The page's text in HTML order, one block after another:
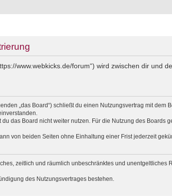
www.webkicks.de/forum“) wird zwischen dir und
„das Board“) schließt du einen Nutzungsvertrag mit dem
das Board nicht weiter nutzen. Für die Nutzung des Boards
von beiden Seiten ohne Einhaltung einer Frist jederzeit
zeitlich und räumlich unbeschränktes und unentgeltliches
des Nutzungsvertrages bestehen.